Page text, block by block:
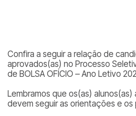
Confira a seguir a relação de
aprovados(as) no Processo
de BOLSA OFÍCIO – Ano Letivo
Lembramos que os(as)
devem seguir as orientações e os